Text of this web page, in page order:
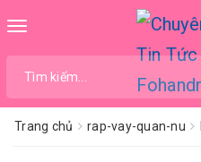
Toggle
Trang chủ rap-vay-quan-nu